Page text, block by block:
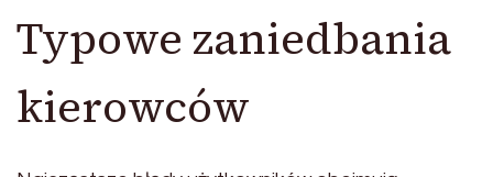
Typowe zaniedbania
kierowców